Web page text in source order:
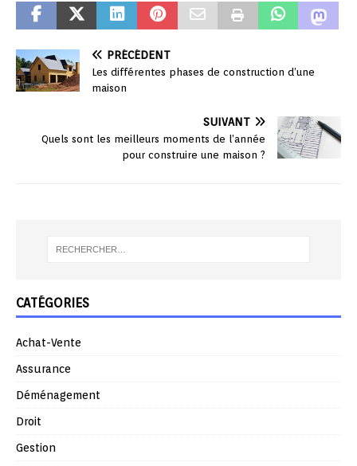
PRÉCÉDENT
Les différentes phases de construction d’une
maison
SUIVANT
Quels sont les meilleurs moments de l’année
pour construire une maison ?
CATÉGORIES
Achat-Vente
Assurance
Déménagement
Droit
Gestion